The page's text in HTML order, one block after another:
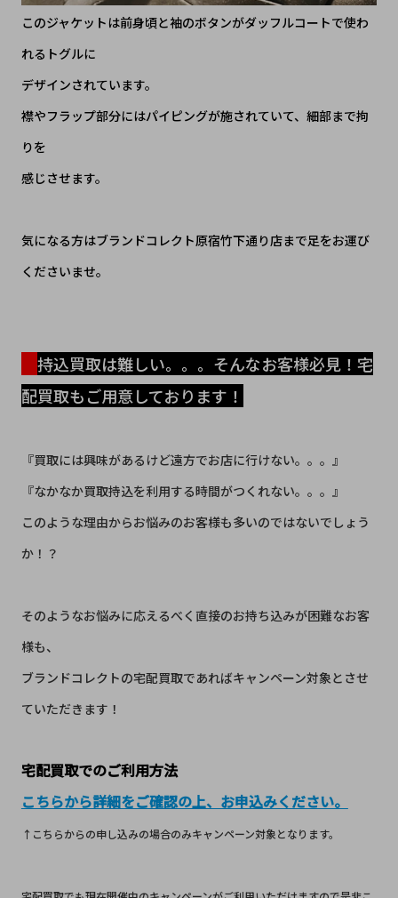
このジャケットは前身頃と袖のボタンがダッフルコートで使わ
れるトグルに
デザインされています。
襟やフラップ部分にはパイピングが施されていて、細部まで拘
りを
感じさせます。
気になる方はブランドコレクト原宿竹下通り店まで足をお運び
くださいませ。
持込買取は難しい。。。そんなお客様必見！宅
配買取もご用意しております！
『買取には興味があるけど遠方でお店に行けない。。。』
『なかなか買取持込を利用する時間がつくれない。。。』
このような理由からお悩みのお客様も多いのではないでしょう
か！？
​そのようなお悩みに応えるべく直接のお持ち込みが困難なお客
様も、
ブランドコレクトの宅配買取であればキャンペーン対象とさせ
ていただきます！
宅配買取でのご利用方法
こちらから詳細をご確認の上、お申込みください。
↑こちらからの申し込みの場合のみキャンペーン対象となります。